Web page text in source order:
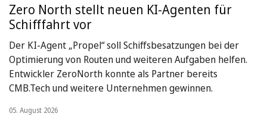
Zero North stellt neuen KI-Agenten für
Schifffahrt vor
Der KI-Agent „Propel“ soll Schiffsbesatzungen bei der
Optimierung von Routen und weiteren Aufgaben helfen.
Entwickler ZeroNorth konnte als Partner bereits
CMB.Tech und weitere Unternehmen gewinnen.
05. August 2026